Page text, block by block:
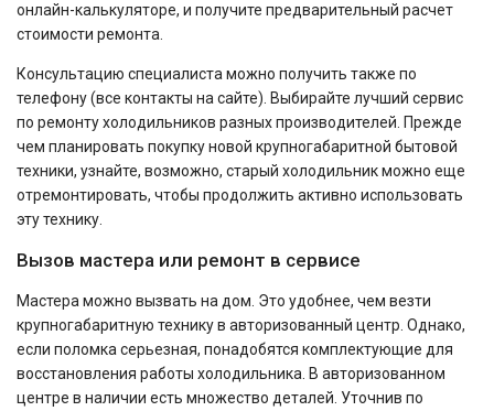
онлайн-калькуляторе, и получите предварительный расчет
стоимости ремонта.
Консультацию специалиста можно получить также по
телефону (все контакты на сайте). Выбирайте лучший сервис
по ремонту холодильников разных производителей. Прежде
чем планировать покупку новой крупногабаритной бытовой
техники, узнайте, возможно, старый холодильник можно еще
отремонтировать, чтобы продолжить активно использовать
эту технику.
Вызов мастера или ремонт в сервисе
Мастера можно вызвать на дом. Это удобнее, чем везти
крупногабаритную технику в авторизованный центр. Однако,
если поломка серьезная, понадобятся комплектующие для
восстановления работы холодильника. В авторизованном
центре в наличии есть множество деталей. Уточнив по